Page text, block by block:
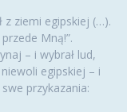
z ziemi egipskiej (…).
Mną!”.
– i wybrał lud,
egipskiej – i
przykazania: